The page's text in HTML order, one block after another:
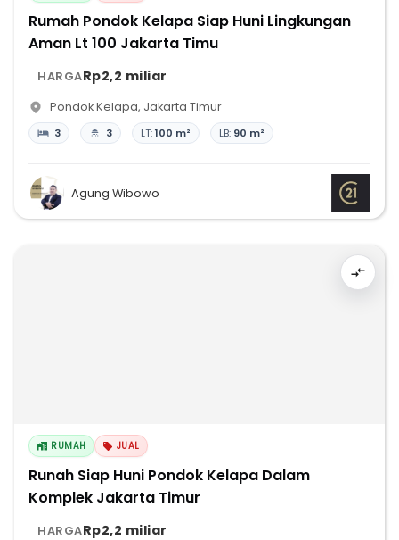
Rumah Pondok Kelapa Siap Huni Lingkungan
Aman Lt 100 Jakarta Timu
HARGARp2,2 miliar
Pondok Kelapa, Jakarta Timur
3 3 LT:100 m² LB: 90 m²
Agung Wibowo
RUMAH JUAL
Runah Siap Huni Pondok Kelapa Dalam
Komplek Jakarta Timur
HARGARp2,2 miliar